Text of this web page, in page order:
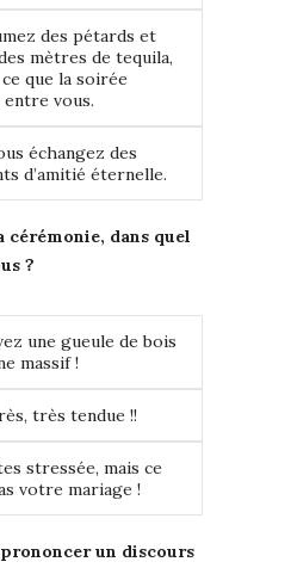
des pétards et
mètres de tequila,
ce que la soirée
vous.
échangez des
d’amitié éternelle.
cérémonie, dans quel
?
une gueule de bois
massif !
très tendue !!
stressée, mais ce
votre mariage !
un discours